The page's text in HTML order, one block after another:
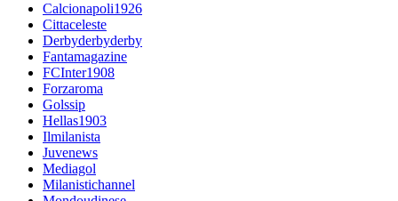
Calcionapoli1926
Cittaceleste
Derbyderbyderby
Fantamagazine
FCInter1908
Forzaroma
Golssip
Hellas1903
Ilmilanista
Juvenews
Mediagol
Milanistichannel